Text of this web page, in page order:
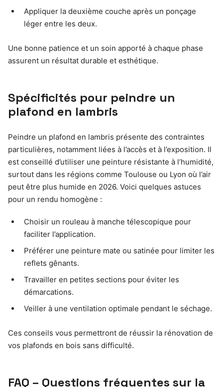
Appliquer la deuxième couche après un ponçage
léger entre les deux.
Une bonne patience et un soin apporté à chaque phase
assurent un résultat durable et esthétique.
Spécificités pour peindre un
plafond en lambris
Peindre un plafond en lambris présente des contraintes
particulières, notamment liées à l’accès et à l’exposition. Il
est conseillé d’utiliser une peinture résistante à l’humidité,
surtout dans les régions comme Toulouse ou Lyon où l’air
peut être plus humide en 2026. Voici quelques astuces
pour un rendu homogène :
Choisir un rouleau à manche télescopique pour
faciliter l’application.
Préférer une peinture mate ou satinée pour limiter les
reflets gênants.
Travailler en petites sections pour éviter les
démarcations.
Veiller à une ventilation optimale pendant le séchage.
Ces conseils vous permettront de réussir la rénovation de
vos plafonds en bois sans difficulté.
FAQ – Questions fréquentes sur la